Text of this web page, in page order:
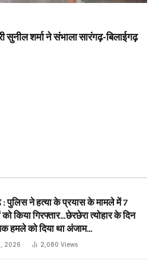
शर्मा ने संभाला सारंगढ़-बिलाईगढ़
: पुलिस ने हत्या के प्रयास के मामले में 7
किया गिरफ्तार…छेरछेरा त्योहार के दिन
हमले को दिया था अंजाम…
2026 2,080 Views